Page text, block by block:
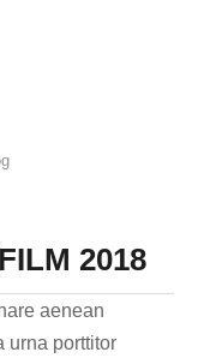
2018
aenean
urna porttitor